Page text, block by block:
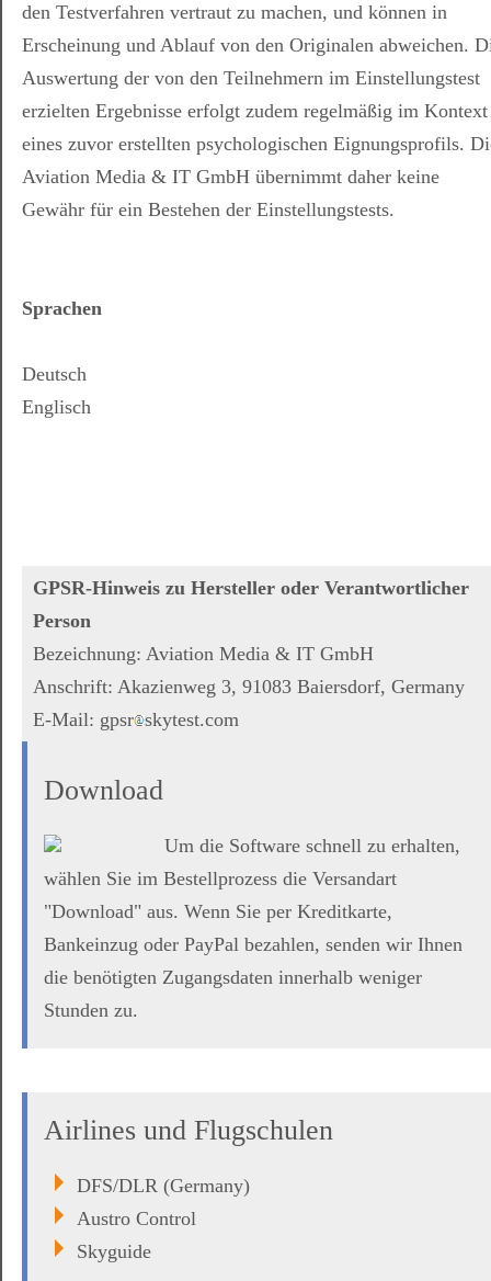
den Testverfahren vertraut zu machen, und können in
Erscheinung und Ablauf von den Originalen abweichen.
Auswertung der von den Teilnehmern im Einstellungstest
erzielten Ergebnisse erfolgt zudem regelmäßig im Kontext
eines zuvor erstellten psychologischen Eignungsprofils.
Aviation Media & IT GmbH übernimmt daher keine
Gewähr für ein Bestehen der Einstellungstests.
Sprachen
Deutsch
Englisch
GPSR-Hinweis zu Hersteller oder Verantwortlicher
Person
Bezeichnung: Aviation Media & IT GmbH
Anschrift: Akazienweg 3, 91083 Baiersdorf, Germany
E-Mail: gpsr skytest.com
Download
Um die Software schnell zu erhalten,
wählen Sie im Bestellprozess die Versandart
"Download" aus. Wenn Sie per Kreditkarte,
Bankeinzug oder PayPal bezahlen, senden wir Ihnen
die benötigten Zugangsdaten innerhalb weniger
Stunden zu.
Airlines und Flugschulen
DFS/DLR (Germany)
Austro Control
Skyguide